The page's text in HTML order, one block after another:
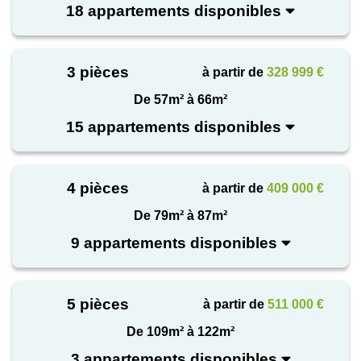
du RER A et du futur métro ligne 15. Une opportunité
commune dynamique et agréable à vivre. *Les
immobilier.com/conditions-generales.
18 appartements disponibles
3 pièces à partir de 328 999 €
De 57m² à 66m²
15 appartements disponibles
4 pièces à partir de 409 000 €
De 79m² à 87m²
9 appartements disponibles
5 pièces à partir de 511 000 €
De 109m² à 122m²